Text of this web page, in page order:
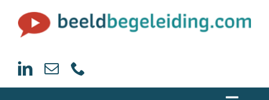
naar
inhoud